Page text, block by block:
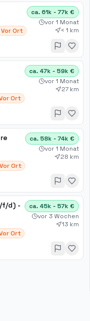
Vor Ort
ca. 61k - 77k €
vor 1 Monat
< 1 km
Ort
ca. 47k - 59k €
vor 1 Monat
27 km
Vor Ort
ca. 58k - 74k €
vor 1 Monat
28 km
f/d) -
Ort
ca. 45k - 57k €
vor 3 Wochen
13 km